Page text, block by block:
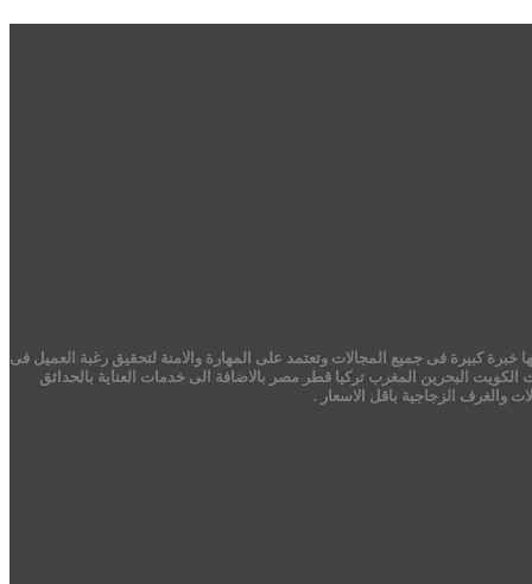
كبيرة فى جميع المجالات وتعتمد على المهارة والامنة لتحقيق رغبة العميل فى
البحرين المغرب تركيا قطر مصر بالاضافة الى خدمات العناية بالحدائق
والغرف الزجاجية باقل الاسعار .